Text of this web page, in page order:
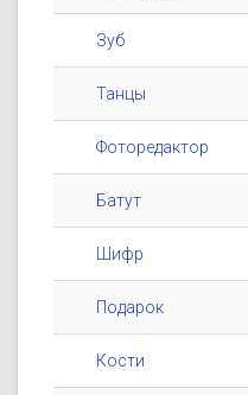
Зуб
Танцы
Фоторедактор
Батут
Шифр
Подарок
Кости